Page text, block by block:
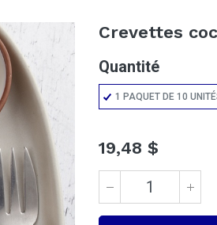
Crevettes
Quantité
1 PAQUET DE 10
19,48 $